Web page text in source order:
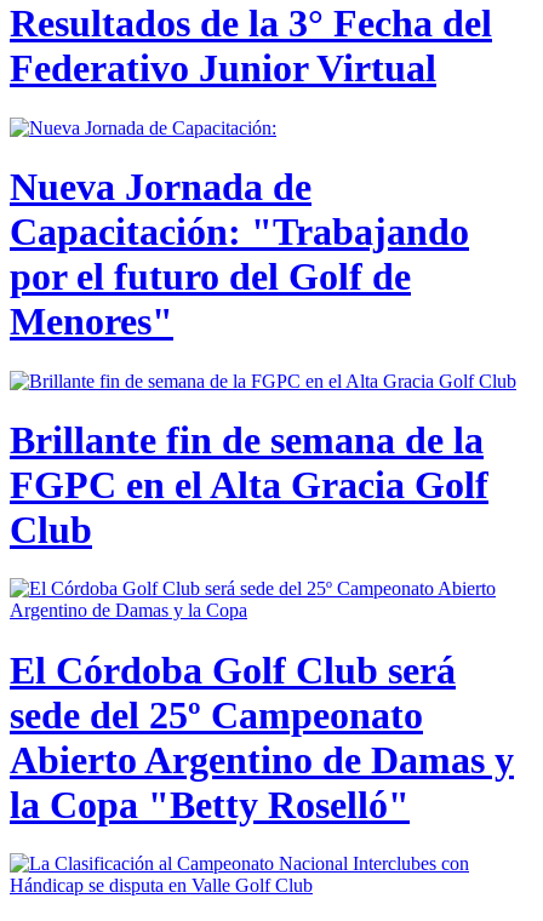
Resultados de la 3° Fecha del
Federativo Junior Virtual
Nueva Jornada de
Capacitación: "Trabajando
por el futuro del Golf de
Menores"
Brillante fin de semana de la
FGPC en el Alta Gracia Golf
Club
El Córdoba Golf Club será
sede del 25º Campeonato
Abierto Argentino de Damas y
la Copa "Betty Roselló"